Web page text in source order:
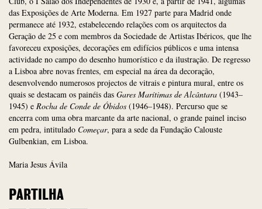
das Exposições de Arte Moderna. Em 1927 parte para Madrid onde
permanece até 1932, estabelecendo relações com os arquitectos da
Geração de 25 e com membros da Sociedade de Artistas Ibéricos, que lhe
favoreceu exposições, decorações em edifícios públicos e uma intensa
actividade no campo do desenho humorístico e da ilustração. De regresso
a Lisboa abre novas frentes, em especial na área da decoração,
desenvolvendo numerosos projectos de vitrais e pintura mural, entre os
quais se destacam os painéis das Gares Marítimas de Alcântara (1943–
1945) e Rocha de Conde de Óbidos (1946–1948). Percurso que se
encerra com uma obra marcante da arte nacional, o grande painel inciso
em pedra, intitulado Começar, para a sede da Fundação Calouste
Gulbenkian, em Lisboa.
Maria Jesus Ávila
PARTILHA